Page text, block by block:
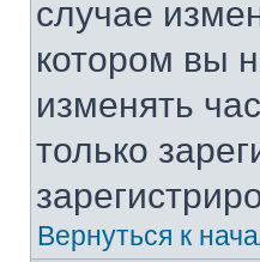
случае
котором вы
изменять
только
Вернуться к